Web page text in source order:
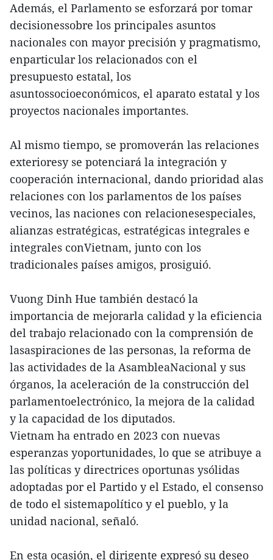
Además, el Parlamento se esforzará por tomar
decisionessobre los principales asuntos
nacionales con mayor precisión y pragmatismo,
enparticular los relacionados con el
presupuesto estatal, los
asuntossocioeconómicos, el aparato estatal y los
proyectos nacionales importantes.
Al mismo tiempo, se promoverán las relaciones
exterioresy se potenciará la integración y
cooperación internacional, dando prioridad alas
relaciones con los parlamentos de los países
vecinos, las naciones con relacionesespeciales,
alianzas estratégicas, estratégicas integrales e
integrales conVietnam, junto con los
tradicionales países amigos, prosiguió.
Vuong Dinh Hue también destacó la
importancia de mejorarla calidad y la eficiencia
del trabajo relacionado con la comprensión de
lasaspiraciones de las personas, la reforma de
las actividades de la AsambleaNacional y sus
órganos, la aceleración de la construcción del
parlamentoelectrónico, la mejora de la calidad
y la capacidad de los diputados.
Vietnam ha entrado en 2023 con nuevas
esperanzas yoportunidades, lo que se atribuye a
las políticas y directrices oportunas ysólidas
adoptadas por el Partido y el Estado, el consenso
de todo el sistemapolítico y el pueblo, y la
unidad nacional, señaló.
En esta ocasión, el dirigente expresó su deseo